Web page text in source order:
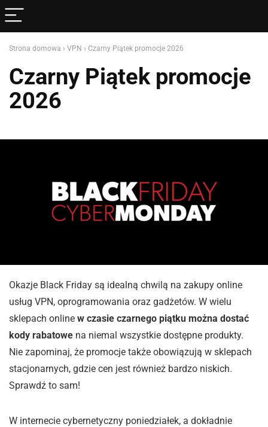
Strona domowa › VPN › Czarny Piątek promocje 2026
Czarny Piątek promocje
2026
Okazje Black Friday są idealną chwilą na zakupy online
usług VPN, oprogramowania oraz gadżetów. W wielu
sklepach online w czasie czarnego piątku można dostać
kody rabatowe na niemal wszystkie dostępne produkty.
Nie zapominaj, że promocje także obowiązują w sklepach
stacjonarnych, gdzie cen jest również bardzo niskich.
Sprawdź to sam!
W internecie cybernetyczny poniedziałek, a dokładnie